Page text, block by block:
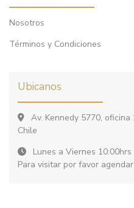
Nosotros
Términos y Condiciones
Ubicanos
Av. Kennedy 5770,
Chile
Lunes a Viernes
Para visitar por favor